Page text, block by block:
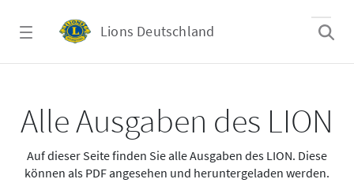
Lions Deutschland
Alle Ausgaben des LION
Auf dieser Seite finden Sie alle Ausgaben des LION. Diese
können als PDF angesehen und heruntergeladen werden.